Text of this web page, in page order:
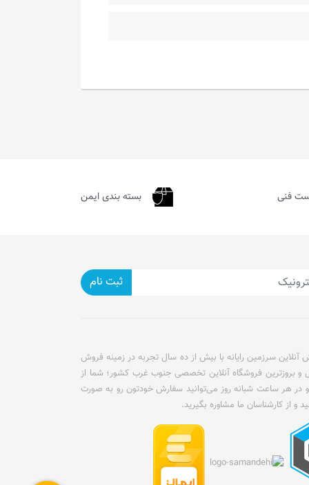
فنی بسته بندی ایمن
ثبت نام
سرزمین رایانه با بیش از ده سال تجربه در زمینه فروش
و بروزترین فروشگاه آنلاین تخصصی جنوب غرب کشور؛ شما از
و در هر ساعت شبانه روز می‌توانید سفارش خودتون رو به صورت
و از کارشناسان ما مشاوره بگیرید.